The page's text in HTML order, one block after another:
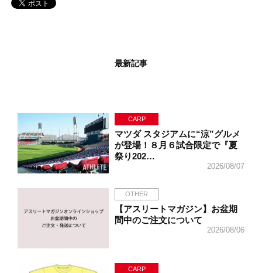
最新記事
CARP
マツダ スタジアムに“涼”グルメ
が登場！８月６試合限定で『夏
祭り202…
2026/08/07
OTHER
【アスリートマガジン】お盆期
間中のご注文について
2026/08/06
CARP